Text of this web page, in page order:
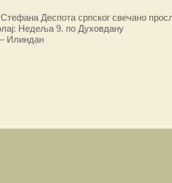
Деспота српског свечано
Недеља 9. по Духовдану
Илиндан